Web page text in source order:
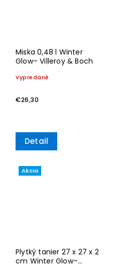
Miska 0,48 l Winter
Glow– Villeroy & Boch
Vypredané
€26,30
Detail
Akcia
Plytký tanier 27 x 27 x 2
cm Winter Glow–